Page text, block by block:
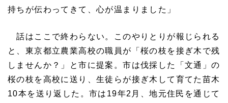
持ちが伝わってきて、心が温まりました」
話はここで終わらない。このやりとりが報じられる
と、東京都立農業高校の職員が「桜の枝を接ぎ木で残
しませんか？」と市に提案。市は伐採した「文通」の
桜の枝を高校に送り、生徒らが接ぎ木して育てた苗木
10本を送り返した。市は19年2月、地元住民を通じて